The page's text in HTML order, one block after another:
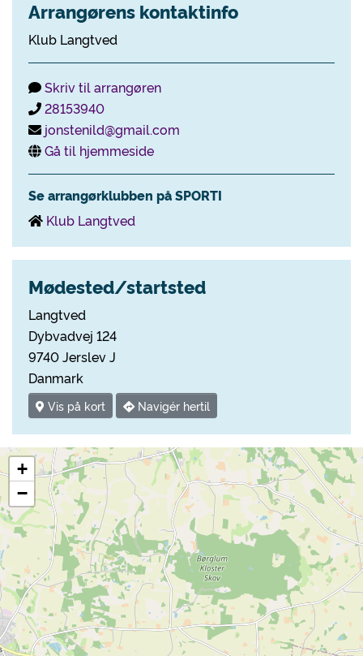
Arrangørens kontaktinfo
Klub Langtved
Skriv til arrangøren
28153940
jonstenild@gmail.com
Gå til hjemmeside
Se arrangørklubben på SPORTI
Klub Langtved
Mødested/startsted
Langtved
Dybvadvej 124
9740 Jerslev J
Danmark
Vis på kort Navigér hertil
+
−